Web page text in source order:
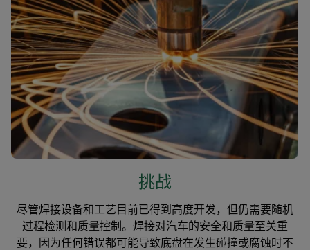
挑战
尽管焊接设备和工艺目前已得到高度开发，但仍需要随机
过程检测和质量控制。焊接对汽车的安全和质量至关重
要，因为任何错误都可能导致底盘在发生碰撞或腐蚀时不